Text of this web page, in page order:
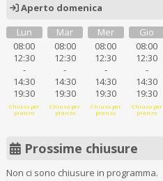
Aperto domenica
Lun
08:00
12:30
-
14:30
19:30
Chiuso per
pranzo
Mar
08:00
12:30
-
14:30
19:30
Chiuso per
pranzo
Mer
08:00
12:30
-
14:30
19:30
Chiuso per
pranzo
Gio
08:00
12:30
-
14:30
19:30
Chiuso per
pranzo
Prossime chiusure
Non ci sono chiusure in programma.